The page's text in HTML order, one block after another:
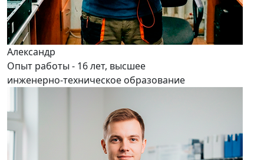
Александр
Опыт работы - 16 лет, высшее
инженерно-техническое образование